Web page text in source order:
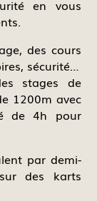
en vous
des cours
sécurité…
stages de
1200m avec
de 4h pour
par demi-
des karts